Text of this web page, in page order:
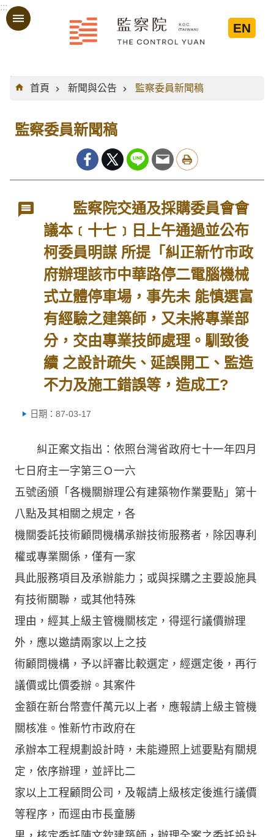
跳到主要內容區塊
:::
EN
:::
首頁
新聞與公告 監察委員新聞稿
監察委員新聞稿
監察院交通及採購委員會會
議本﹝十七﹞日上午通過並公布
柯委員明謀 所提「糾正新竹市政
府辦理該市中華路停二電腦機械
式立體停車場，事先未 能慎選富
有經驗之建築師，又未將專業部
分，交由專業技師處理。馴致後
續 之設計疏失、延誤開工、監造
不力及施工錯誤等，造成工?
日期：87-03-17
糾正案文指出：依照台灣省政府七十一年四月
七日府主一字第三Ｏ一六
五號函頒「各機關辦理公有建築物作業要點」第十
八點及其相關之規定，各
機關委託技術顧問機構承辦技術服務者，除因專利
權或專業關係，僅有一家
具此服務項目及承辦能力；或與採購之主要設施具
有技術關聯，或其他特殊
理由，經其上級主管機關核定，得逕行議價辦理
外，應以邀請兩家以上之技
術顧問機構，予以評審比較選定，經選定後，再行
議價或比價委辦。其案件
金額在新台幣壹仟萬元以上者，應報請上級主管機
關核准。惟新竹市政府在
承辦本工程規劃設計時，未能遵照上述要點有關規
定，依序辦理，並評比二
家以上工程顧問公司，及報請上級核定後進行議價
等程序，而逕由市長童勝